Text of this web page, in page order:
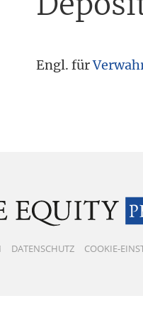
Engl. für
DATENSCHUTZ COOKIE-